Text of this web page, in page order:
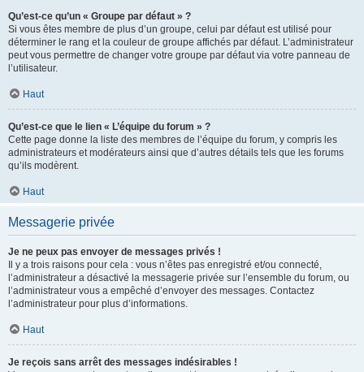
Qu’est-ce qu’un « Groupe par défaut » ?
Si vous êtes membre de plus d’un groupe, celui par défaut est utilisé pour
déterminer le rang et la couleur de groupe affichés par défaut. L’administrateur
peut vous permettre de changer votre groupe par défaut via votre panneau de
l’utilisateur.
Haut
Qu’est-ce que le lien « L’équipe du forum » ?
Cette page donne la liste des membres de l’équipe du forum, y compris les
administrateurs et modérateurs ainsi que d’autres détails tels que les forums
qu’ils modèrent.
Haut
Messagerie privée
Je ne peux pas envoyer de messages privés !
Il y a trois raisons pour cela : vous n’êtes pas enregistré et/ou connecté,
l’administrateur a désactivé la messagerie privée sur l’ensemble du forum, ou
l’administrateur vous a empêché d’envoyer des messages. Contactez
l’administrateur pour plus d’informations.
Haut
Je reçois sans arrêt des messages indésirables !